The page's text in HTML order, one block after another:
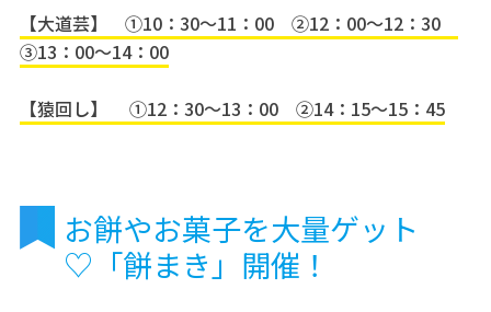
【大道芸】 ①10：30〜11：00 ②12：00〜12：30
③13：00〜14：00
【猿回し】 ①12：30〜13：00 ②14：15〜15：45
お餅やお菓子を大量ゲット
♡「餅まき」開催！